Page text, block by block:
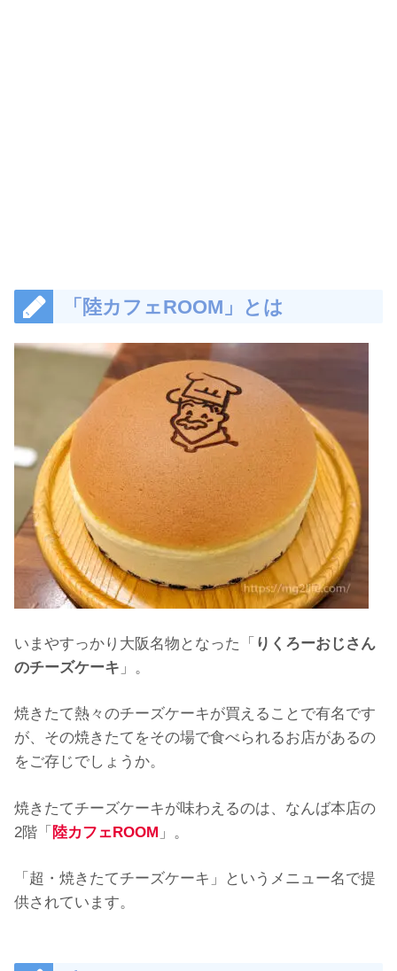
「陸カフェROOM」とは
いまやすっかり大阪名物となった「 りくろーおじさん
のチーズケーキ 」。
焼きたて熱々のチーズケーキが買えることで有名です
が、その焼きたてをその場で食べられるお店があるの
をご存じでしょうか。
焼きたてチーズケーキが味わえるのは、なんば本店の
2階「 陸カフェROOM 」。
「超・焼きたてチーズケーキ」というメニュー名で提
供されています。